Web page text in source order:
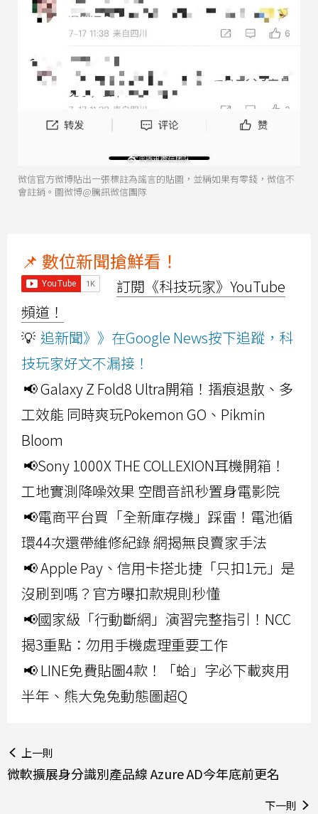
微信官方微博貼出一張標註為謠言的貼圖，並稱如果有零錢，微信不
會註銷。圖微博@騰訊微信團隊
📌 數位新聞搶鮮看！
訂閱《科技玩家》YouTube
頻道！
💡 追新聞》》在Google News按下追蹤，科
技玩家好文不漏接！
📢 Galaxy Z Fold8 Ultra開箱！摺痕退散、多
工效能 同時爽玩Pokemon GO、Pikmin
Bloom
📢Sony 1000X THE COLLEXION耳機開箱！
工地實測降噪效果 空間音訊秒置身電影院
📢電商平台買「全新庫存機」踩雷！電池循
環44次還帶維修紀錄 網揭無良賣家手法
📢 Apple Pay、信用卡搭北捷「只扣1元」是
沒刷到嗎？官方曝扣款規則秒懂
📢國家級「行動斷網」演習完整指引！NCC
揭3重點：勿用手機處理重要工作
📢 LINE免費貼圖4款！「蛤」字必下載爽用
半年、熊大兔兔動態圖超Q
上一則
微軟擴展身分識別產品線 Azure AD今年底前更名
下一則